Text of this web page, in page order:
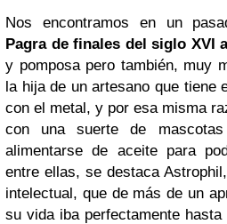
Nos encontramos en un
Pagra de finales del siglo XVI
y pomposa pero también, muy
la hija de un artesano que tiene
con el metal, y por esa misma
con una suerte de
alimentarse de aceite para
entre ellas, se destaca
intelectual, que de más de un
su vida iba perfectamente